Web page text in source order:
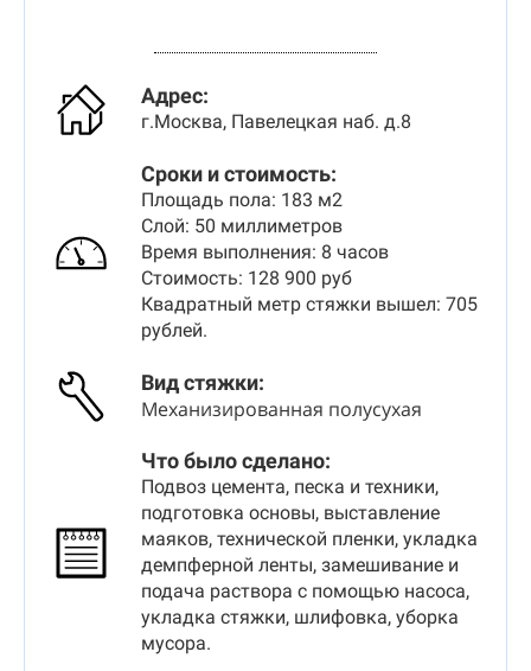
Адрес:
г.Москва, Павелецкая наб. д.8
Сроки и стоимость:
Площадь пола: 183 м2
Слой: 50 миллиметров
Время выполнения: 8 часов
Стоимость: 128 900 руб
Квадратный метр стяжки вышел: 705
рублей.
Вид стяжки:
Механизированная полусухая
Что было сделано:
Подвоз цемента, песка и техники,
подготовка основы, выставление
маяков, технической пленки, укладка
демпферной ленты, замешивание и
подача раствора с помощью насоса,
укладка стяжки, шлифовка, уборка
мусора.